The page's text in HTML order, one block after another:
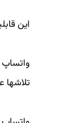
این
واتساپ